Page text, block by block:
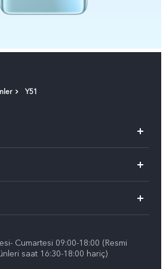
Y51
Cumartesi 09:00-18:00 (Resmi
saat 16:30-18:00 hariç)